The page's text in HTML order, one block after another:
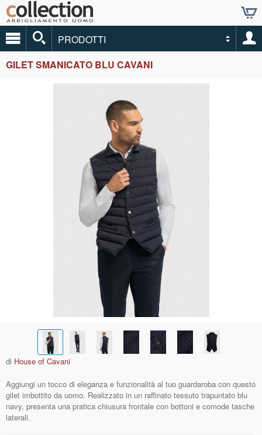
PRODOTTI
GILET SMANICATO BLU CAVANI
di House of Cavani
Aggiungi un tocco di eleganza e funzionalità al tuo guardaroba con questo
gilet imbottito da uomo. Realizzato in un raffinato tessuto trapuntato blu
navy, presenta una pratica chiusura frontale con bottoni e comode tasche
laterali.